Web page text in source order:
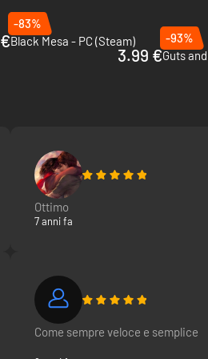
-83%
Black Mesa - PC (Steam)
3.99 €
-93%
Guts
Ottimo
7 anni fa
Come sempre veloce e semplice